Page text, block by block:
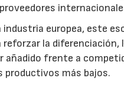
industria europea, este
reforzar la diferenciación,
añadido frente a
productivos más bajos.